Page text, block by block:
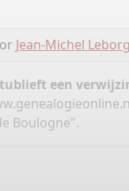
Jean-Michel
een
Boulogne".